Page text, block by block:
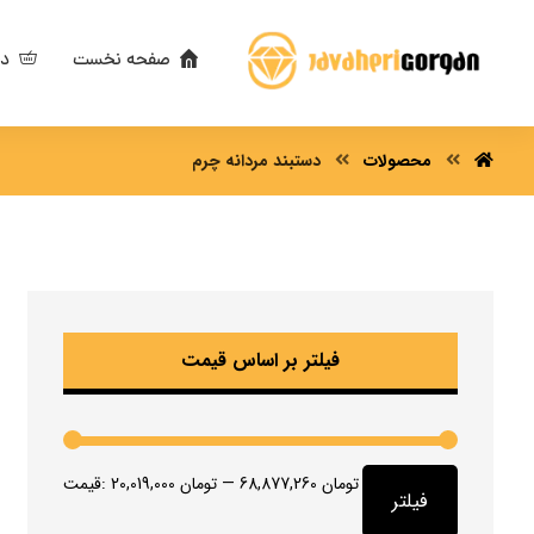
صفحه نخست
محصولات دستبند مردانه چرم
فیلتر بر اساس قیمت
فیلتر
قیمت: 20,019,000 تومان— 68,877,260 تومان